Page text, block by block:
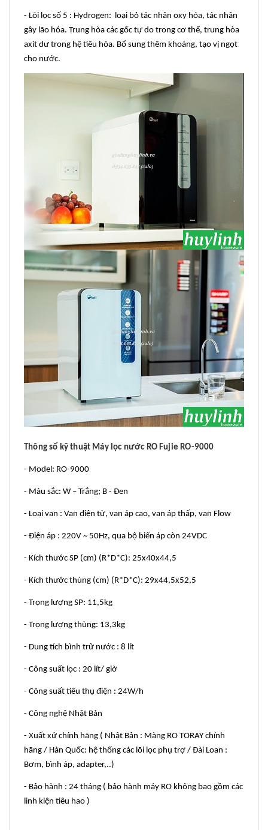
- Lõi lọc số 5 : Hydrogen: loại bỏ tác nhân oxy hóa, tác nhân
gây lão hóa. Trung hòa các gốc tự do trong cơ thể, trung hòa
axit dư trong hệ tiêu hóa. Bổ sung thêm khoáng, tạo vị ngọt
cho nước.
Thông số kỹ thuật Máy lọc nước RO Fujie RO-9000
- Model: RO-9000
- Màu sắc: W – Trắng; B - Đen
- Loại van : Van điện từ, van áp cao, van áp thấp, van Flow
- Điện áp : 220V ~ 50Hz, qua bộ biến áp còn 24VDC
- Kích thước SP (cm) (R*D*C): 25x40x44,5
- Kích thước thùng (cm) (R*D*C): 29x44,5x52,5
- Trọng lượng SP: 11,5kg
- Trọng lượng thùng: 13,3kg
- Dung tích bình trữ nước : 8 lít
- Công suất lọc : 20 lít/ giờ
- Công suất tiêu thụ điện : 24W/h
- Công nghệ Nhật Bản
- Xuất xứ chính hãng ( Nhật Bản : Màng RO TORAY chính
hãng / Hàn Quốc: hệ thống các lõi lọc phụ trợ / Đài Loan :
Bơm, bình áp, adapter,..)
- Bảo hành : 24 tháng ( bảo hành máy RO không bao gồm các
linh kiện tiêu hao )